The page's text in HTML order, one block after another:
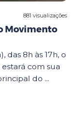
881 visualizações
Movimento
das 8h às 17h, o
com sua
do ...